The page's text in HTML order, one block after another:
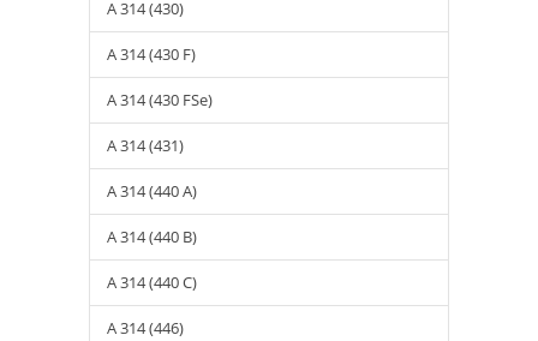
A 314 (430)
A 314 (430 F)
A 314 (430 FSe)
A 314 (431)
A 314 (440 A)
A 314 (440 B)
A 314 (440 C)
A 314 (446)